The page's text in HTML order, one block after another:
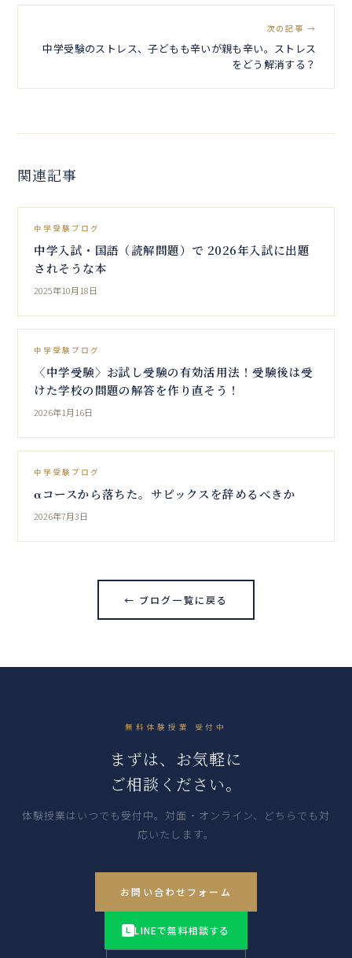
次の記事 →
中学受験のストレス、子どもも辛いが親も辛い。ストレス
をどう解消する？
関連記事
中学受験ブログ
中学入試・国語（読解問題）で 2026年入試に出題
されそうな本
2025年10月18日
中学受験ブログ
〈中学受験〉お試し受験の有効活用法！受験後は受
けた学校の問題の解答を作り直そう！
2026年1月16日
中学受験ブログ
αコースから落ちた。サピックスを辞めるべきか
2026年7月3日
← ブログ一覧に戻る
無料体験授業 受付中
まずは、お気軽に
ご相談ください。
体験授業はいつでも受付中。対面・オンライン、どちらでも対
応いたします。
お問い合わせフォーム
L LINEで無料相談する